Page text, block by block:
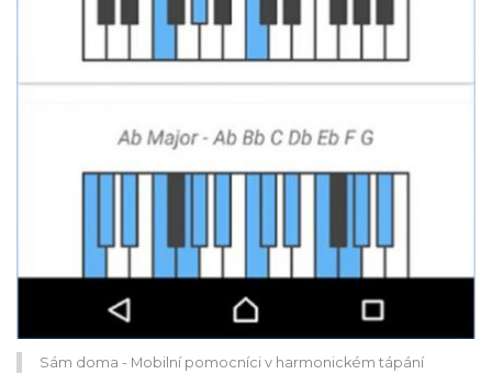
Sám doma - Mobilní pomocníci v harmonickém tápání